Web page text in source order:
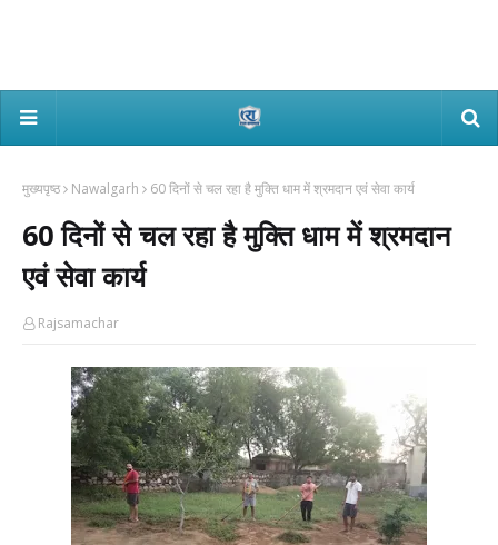
मुख्यपृष्ठ Nawalgarh 60 दिनों से चल रहा है मुक्ति धाम में श्रमदान एवं सेवा कार्य
60 दिनों से चल रहा है मुक्ति धाम में श्रमदान
एवं सेवा कार्य
Rajsamachar